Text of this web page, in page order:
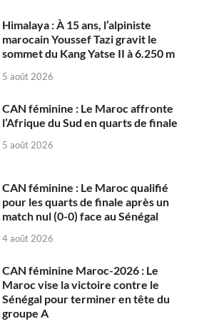
Himalaya : À 15 ans, l’alpiniste
marocain Youssef Tazi gravit le
sommet du Kang Yatse II à 6.250 m
5 août 2026
CAN féminine : Le Maroc affronte
l’Afrique du Sud en quarts de finale
5 août 2026
CAN féminine : Le Maroc qualifié
pour les quarts de finale après un
match nul (0-0) face au Sénégal
4 août 2026
CAN féminine Maroc-2026 : Le
Maroc vise la victoire contre le
Sénégal pour terminer en tête du
groupe A